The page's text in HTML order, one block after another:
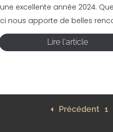
une excellente année 2024.
ci nous apporte de belles
Lire l'article
Précédent 1